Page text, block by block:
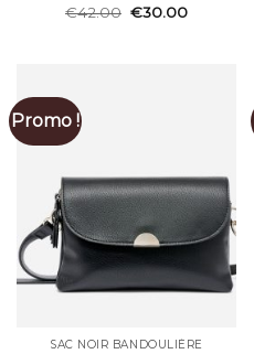
€42.00 €30.00
Promo !
SAC NOIR BANDOULIÈRE